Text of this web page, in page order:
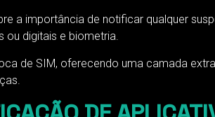
a importância de notificar qualquer
ou digitais e biometria.
de SIM, oferecendo uma camada